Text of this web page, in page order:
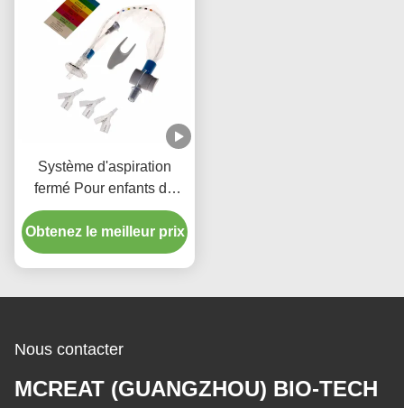
Système d'aspiration
fermé Pour enfants de
type 72H
Obtenez le meilleur prix
Nous contacter
MCREAT (GUANGZHOU) BIO-TECH